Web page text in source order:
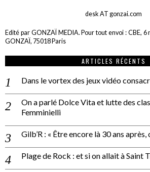
desk AT gonzai.com
Edité par GONZAÏ MEDIA. Pour tout envoi : CBE,
GONZAÏ, 75018 Paris
ARTICLES RÉCENTS
Dans le vortex des jeux vidéo
On a parlé Dolce Vita et lutte des
Femminielli
Gilb’R : « Être encore là 30 ans après,
Plage de Rock : et si on allait à Saint